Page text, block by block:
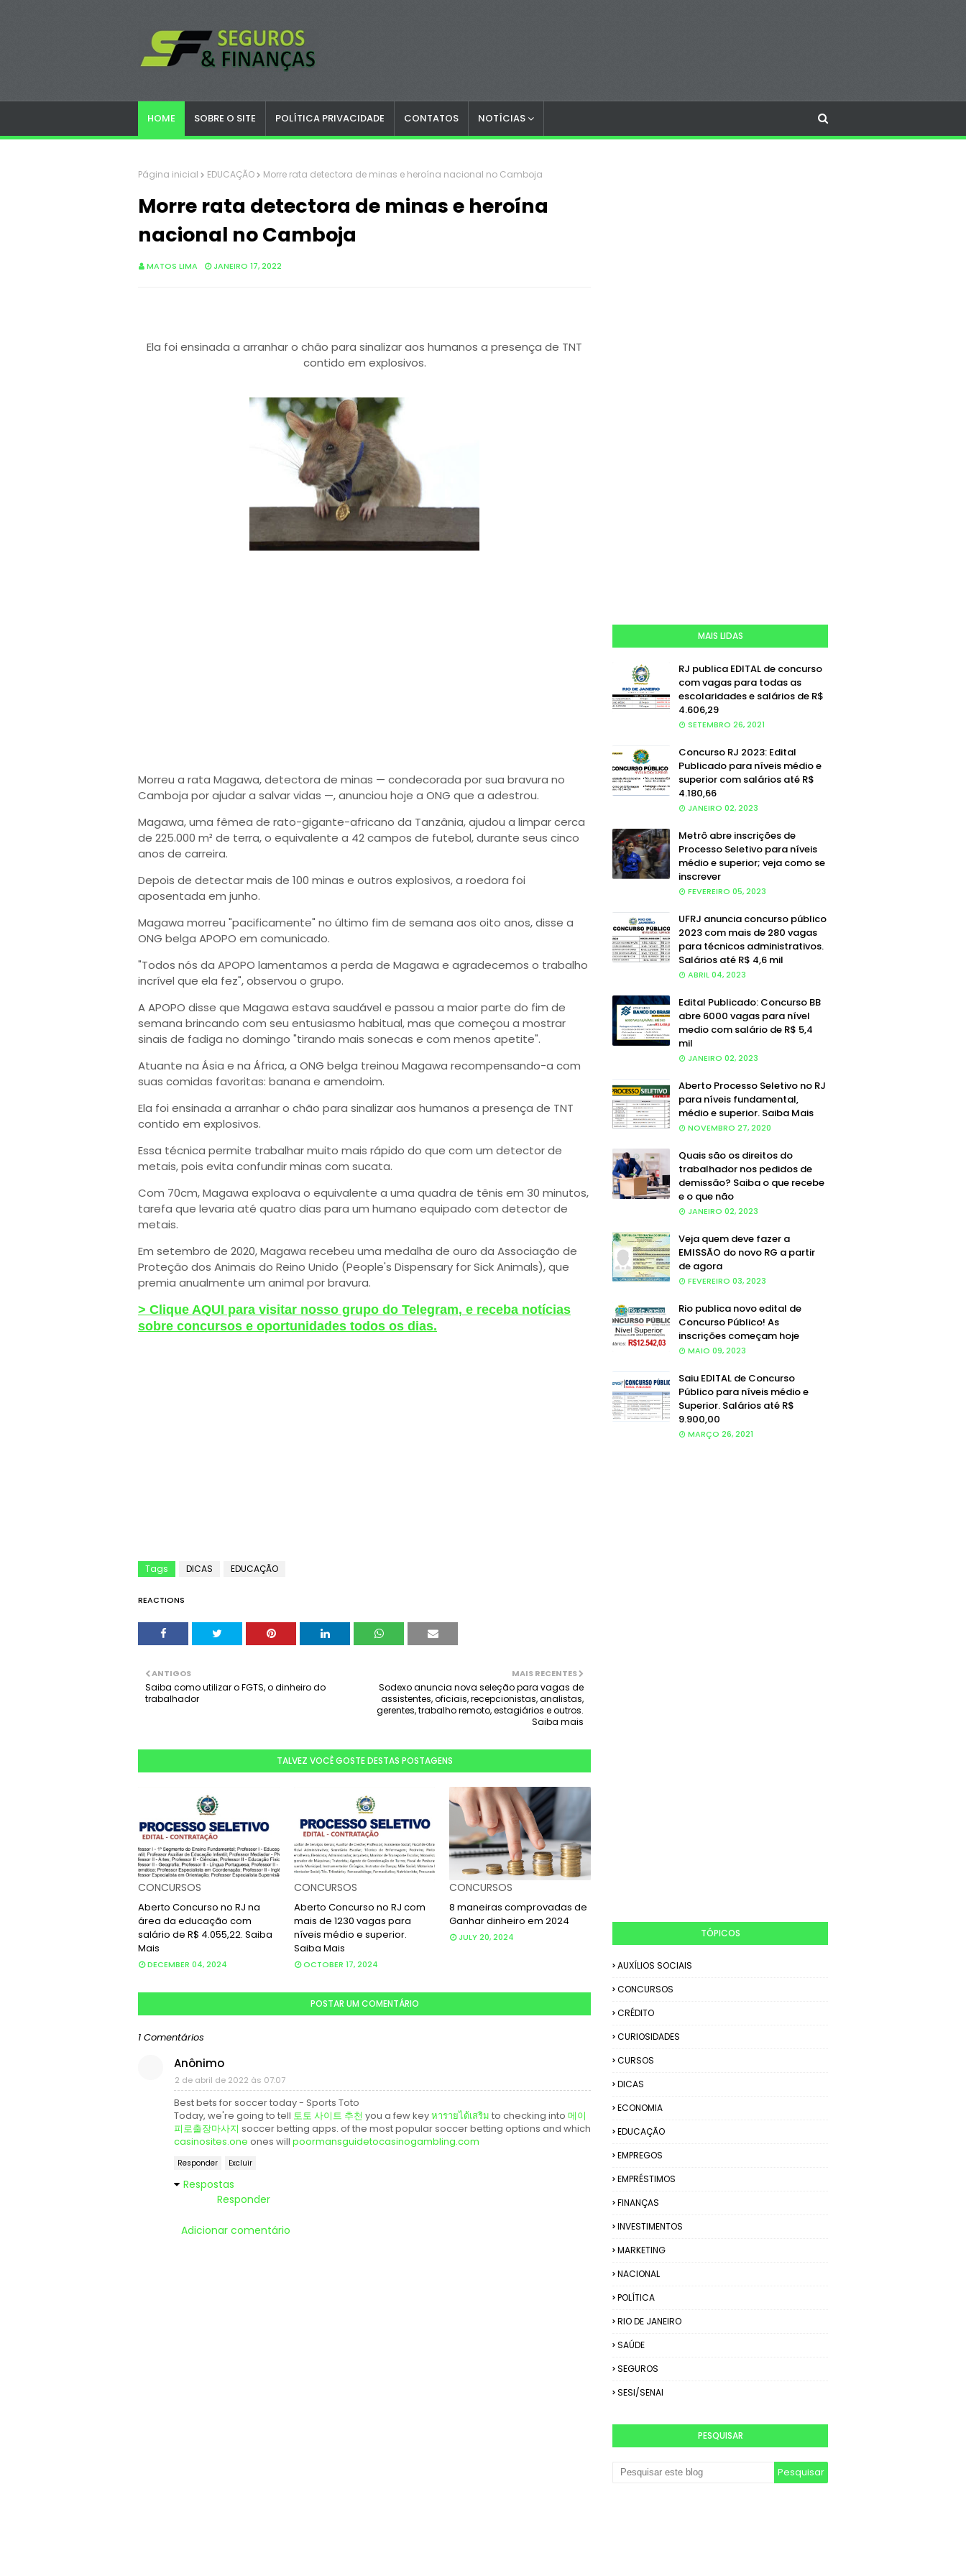
HOME SOBRE O SITE POLÍTICA PRIVACIDADE CONTATOS NOTÍCIAS
Página inicial EDUCAÇÃO Morre rata detectora de minas e heroína nacional no Camboja
Morre rata detectora de minas e heroína
nacional no Camboja
MATOS LIMA JANEIRO 17, 2022
Ela foi ensinada a arranhar o chão para sinalizar aos humanos a presença de TNT
contido em explosivos.
Morreu a rata Magawa, detectora de minas — condecorada por sua bravura no
Camboja por ajudar a salvar vidas —, anunciou hoje a ONG que a adestrou.
Magawa, uma fêmea de rato-gigante-africano da Tanzânia, ajudou a limpar cerca
de 225.000 m² de terra, o equivalente a 42 campos de futebol, durante seus cinco
anos de carreira.
Depois de detectar mais de 100 minas e outros explosivos, a roedora foi
aposentada em junho.
Magawa morreu "pacificamente" no último fim de semana aos oito anos, disse a
ONG belga APOPO em comunicado.
"Todos nós da APOPO lamentamos a perda de Magawa e agradecemos o trabalho
incrível que ela fez", observou o grupo.
A APOPO disse que Magawa estava saudável e passou a maior parte do fim de
semana brincando com seu entusiasmo habitual, mas que começou a mostrar
sinais de fadiga no domingo "tirando mais sonecas e com menos apetite".
Atuante na Ásia e na África, a ONG belga treinou Magawa recompensando-a com
suas comidas favoritas: banana e amendoim.
Ela foi ensinada a arranhar o chão para sinalizar aos humanos a presença de TNT
contido em explosivos.
Essa técnica permite trabalhar muito mais rápido do que com um detector de
metais, pois evita confundir minas com sucata.
Com 70cm, Magawa exploava o equivalente a uma quadra de tênis em 30 minutos,
tarefa que levaria até quatro dias para um humano equipado com detector de
metais.
Em setembro de 2020, Magawa recebeu uma medalha de ouro da Associação de
Proteção dos Animais do Reino Unido (People's Dispensary for Sick Animals), que
premia anualmente um animal por bravura.
> Clique AQUI para visitar nosso grupo do Telegram, e receba notícias
sobre concursos e oportunidades todos os dias.
Tags DICAS EDUCAÇÃO
REACTIONS
MAIS RECENTES
Sodexo anuncia nova seleção para vagas de
assistentes, oficiais, recepcionistas, analistas,
gerentes, trabalho remoto, estagiários e outros.
Saiba mais
ANTIGOS
Saiba como utilizar o FGTS, o dinheiro do
trabalhador
TALVEZ VOCÊ GOSTE DESTAS POSTAGENS
CONCURSOS
Aberto Concurso no RJ na
área da educação com
salário de R$ 4.055,22. Saiba
Mais
DECEMBER 04, 2024
CONCURSOS
Aberto Concurso no RJ com
mais de 1230 vagas para
níveis médio e superior.
Saiba Mais
OCTOBER 17, 2024
CONCURSOS
8 maneiras comprovadas de
Ganhar dinheiro em 2024
JULY 20, 2024
POSTAR UM COMENTÁRIO
1 Comentários
Anônimo
2 de abril de 2022 às 07:07
Best bets for soccer today - Sports Toto
Today, we're going to tell 토토 사이트 추천 you a few keyหารายได้เสริม to checking into 메이
피로출장마사지 soccer betting apps. of the most popular soccer betting options and which
casinosites.one ones will poormansguidetocasinogambling.com
Responder Excluir
Respostas
Responder
Adicionar comentário
MAIS LIDAS
RJ publica EDITAL de concurso
com vagas para todas as
escolaridades e salários de R$
4.606,29
SETEMBRO 26, 2021
Concurso RJ 2023: Edital
Publicado para níveis médio e
superior com salários até R$
4.180,66
JANEIRO 02, 2023
Metrô abre inscrições de
Processo Seletivo para níveis
médio e superior; veja como se
inscrever
FEVEREIRO 05, 2023
UFRJ anuncia concurso público
2023 com mais de 280 vagas
para técnicos administrativos.
Salários até R$ 4,6 mil
ABRIL 04, 2023
Edital Publicado: Concurso BB
abre 6000 vagas para nível
medio com salário de R$ 5,4
mil
JANEIRO 02, 2023
Aberto Processo Seletivo no RJ
para níveis fundamental,
médio e superior. Saiba Mais
NOVEMBRO 27, 2020
Quais são os direitos do
trabalhador nos pedidos de
demissão? Saiba o que recebe
e o que não
JANEIRO 02, 2023
Veja quem deve fazer a
EMISSÃO do novo RG a partir
de agora
FEVEREIRO 03, 2023
Rio publica novo edital de
Concurso Público! As
inscrições começam hoje
MAIO 09, 2023
Saiu EDITAL de Concurso
Público para níveis médio e
Superior. Salários até R$
9.900,00
MARÇO 26, 2021
TÓPICOS
AUXÍLIOS SOCIAIS
CONCURSOS
CRÉDITO
CURIOSIDADES
CURSOS
DICAS
ECONOMIA
EDUCAÇÃO
EMPREGOS
EMPRÉSTIMOS
FINANÇAS
INVESTIMENTOS
MARKETING
NACIONAL
POLÍTICA
RIO DE JANEIRO
SAÚDE
SEGUROS
SESI/SENAI
PESQUISAR